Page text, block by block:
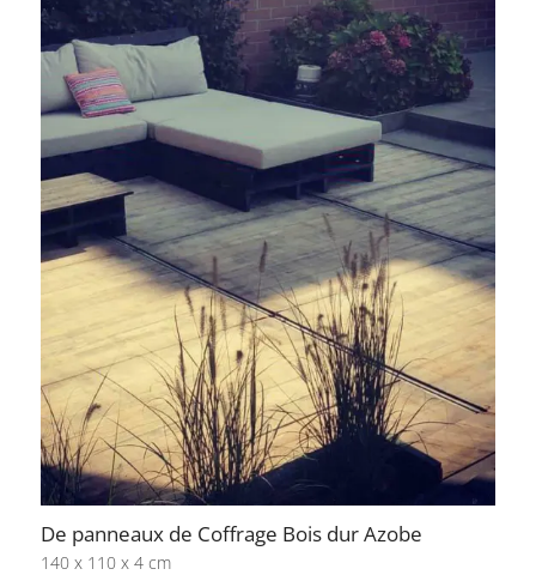
De panneaux de Coffrage Bois dur Azobe
140 x 110 x 4 cm